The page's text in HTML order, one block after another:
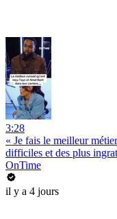
3:28
« Je fais le meilleur
difficiles et des plus
OnTime
il y a 4 jours